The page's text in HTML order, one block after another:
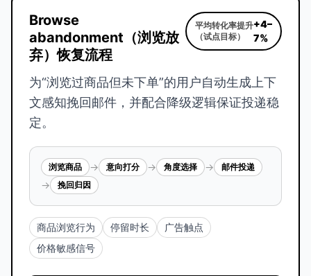
Browse
abandonment（浏览放
弃）恢复流程
平均转化率提升
（试点目标）
+4–
7%
为“浏览过商品但未下单”的用户自动生成上下
文感知挽回邮件，并配合降级逻辑保证投递稳
定。
浏览商品 → 意向打分 → 角度选择 → 邮件投递
→ 挽回归因
商品浏览行为 停留时长
广告触点
价格敏感信号